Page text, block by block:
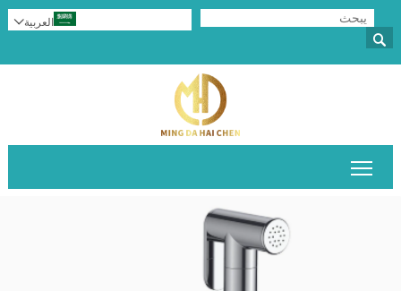

العربية